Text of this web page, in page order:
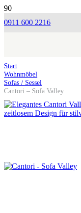
0911 600 2216
Start
Wohnmöbel
Sofas / Sessel
Cantori – Sofa Valley